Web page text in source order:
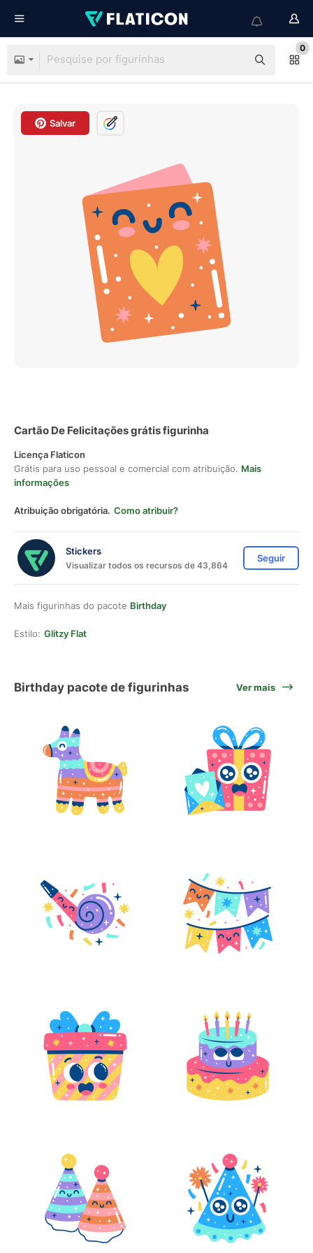
0
Salvar
Cartão De Felicitações grátis figurinha
Licença Flaticon
Grátis para uso pessoal e comercial com atribuição. Mais
informações
Atribuição obrigatória. Como atribuir?
Stickers
Visualizar todos os recursos de 43,864
Seguir
Mais figurinhas do pacote Birthday
Estilo: Glitzy Flat
Birthday pacote de figurinhas Ver mais